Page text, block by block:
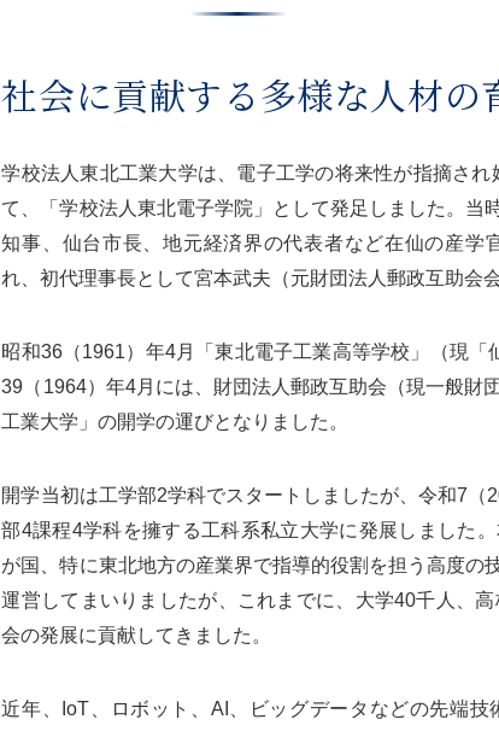
社会に貢献する多様な人材の
学校法人東北工業大学は、電子工学の将来性が指摘さ
て、「学校法人東北電子学院」として発足しました。当
知事、仙台市長、地元経済界の代表者など在仙の産学
れ、初代理事長として宮本武夫（元財団法人郵政互助会
昭和36（1961）年4月「東北電子工業高等学校」（現
39（1964）年4月には、財団法人郵政互助会（現一般財
工業大学」の開学の運びとなりました。
開学当初は工学部2学科でスタートしましたが、令和7
部4課程4学科を擁する工科系私立大学に発展しました
が国、特に東北地方の産業界で指導的役割を担う高度の
運営してまいりましたが、これまでに、大学40千人、
会の発展に貢献してきました。
近年、IoT、ロボット、AI、ビッグデータなどの先端